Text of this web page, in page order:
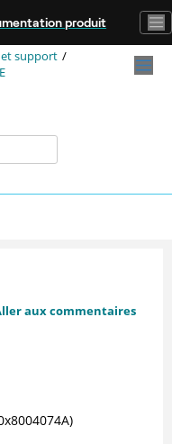
produit
support
aux commentaires